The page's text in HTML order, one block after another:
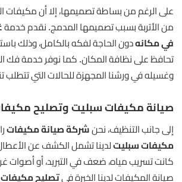
على الرغم من بساطة تصميمها، إلا أن مكيفات
من الأتربة بسبب تصميمها المدمج. نقدم خدمة
في مكانهدون الحاجة لفكه بالكامل، وذلك
تحافظ على نظافة المكان. كما نوفر خدمة فك
وغسيله في ورشنا المجهزة للحالات التي تتطلب
صيانة مكيفات سبليت وتصليح
إلى جانب التنظيف، نحنشركة صيانة مكيفات
مكيفات سبليتلدينا تشمل الكشف عن
كانت تسريب مياه، ضعف في التبريد، أو أصوات
صيانة المكيفات لدينا الخبرة فيتصليح مكيفات